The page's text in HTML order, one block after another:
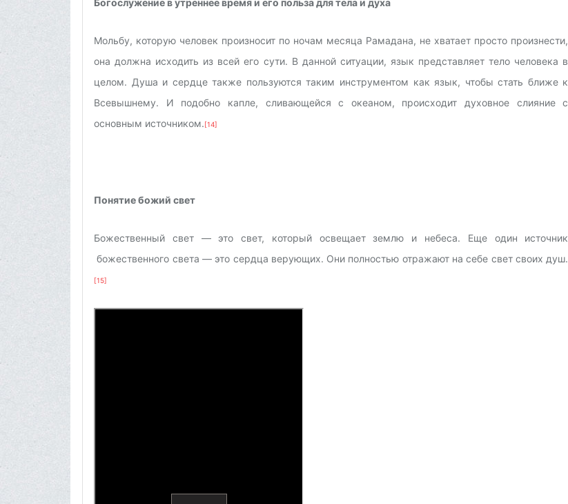
Мольбу, которую человек произносит по ночам месяца Рамадана, не хватает просто произнести,
она должна исходить из всей его сути. В данной ситуации, язык представляет тело человека в
целом. Душа и сердце также пользуются таким инструментом как язык, чтобы стать ближе к
Всевышнему. И подобно капле, сливающейся с океаном, происходит духовное слияние с
основным источником.[14]
Понятие божий свет
Божественный свет — это свет, который освещает землю и небеса. Еще один источник
божественного света — это сердца верующих. Они полностью отражают на себе свет своих душ.
[15]